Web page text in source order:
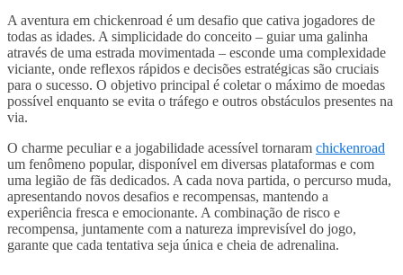
A aventura em chickenroad é um desafio que cativa jogadores de
todas as idades. A simplicidade do conceito – guiar uma galinha
através de uma estrada movimentada – esconde uma complexidade
viciante, onde reflexos rápidos e decisões estratégicas são cruciais
para o sucesso. O objetivo principal é coletar o máximo de moedas
possível enquanto se evita o tráfego e outros obstáculos presentes na
via.
O charme peculiar e a jogabilidade acessível tornaram chickenroad
um fenômeno popular, disponível em diversas plataformas e com
uma legião de fãs dedicados. A cada nova partida, o percurso muda,
apresentando novos desafios e recompensas, mantendo a
experiência fresca e emocionante. A combinação de risco e
recompensa, juntamente com a natureza imprevisível do jogo,
garante que cada tentativa seja única e cheia de adrenalina.